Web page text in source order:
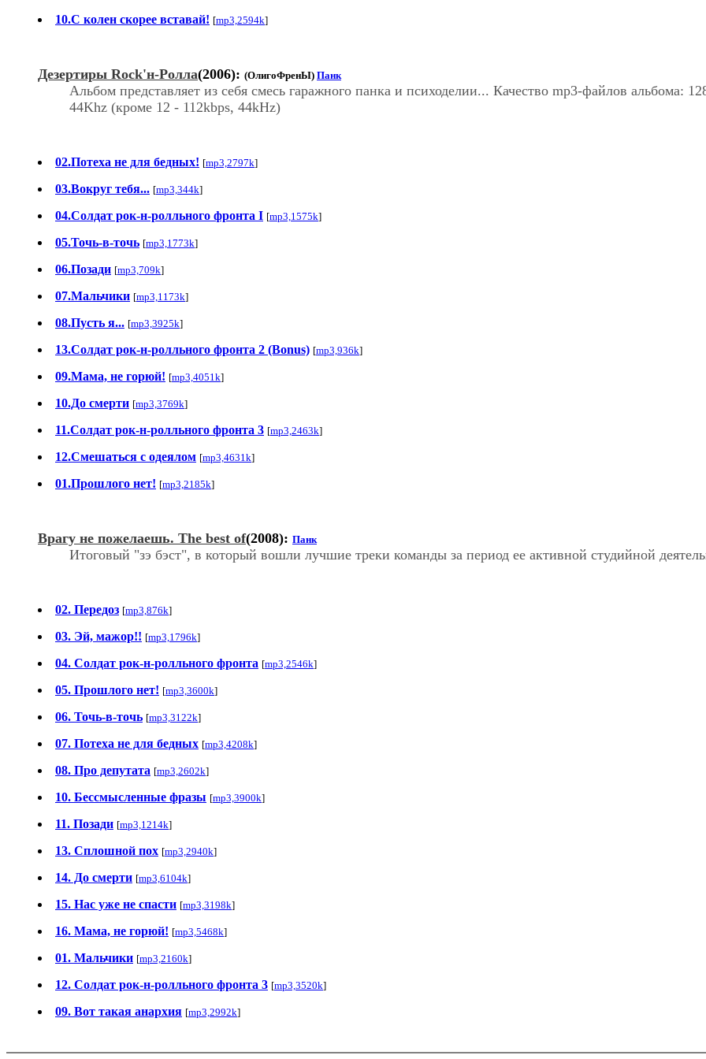
10.С колен скорее вставай! [mp3,2594k]
Дезертиры Rock'н-Ролла(2006): (ОлигоФренЫ) Панк
Альбом представляет из себя смесь гаражного панка и психоделии... Качество mp3-файлов альбома:
44Khz (кроме 12 - 112kbps, 44kHz)
02.Потеха не для бедных! [mp3,2797k]
03.Вокруг тебя... [mp3,344k]
04.Солдат рок-н-ролльного фронта I [mp3,1575k]
05.Точь-в-точь [mp3,1773k]
06.Позади [mp3,709k]
07.Мальчики [mp3,1173k]
08.Пусть я... [mp3,3925k]
13.Солдат рок-н-ролльного фронта 2 (Bonus) [mp3,936k]
09.Мама, не горюй! [mp3,4051k]
10.До смерти [mp3,3769k]
11.Солдат рок-н-ролльного фронта 3 [mp3,2463k]
12.Смешаться с одеялом [mp3,4631k]
01.Прошлого нет! [mp3,2185k]
Врагу не пожелаешь. The best of(2008): Панк
Итоговый "зэ бэст", в который вошли лучшие треки команды за период ее активной студийной
02. Передоз [mp3,876k]
03. Эй, мажор!! [mp3,1796k]
04. Солдат рок-н-ролльного фронта [mp3,2546k]
05. Прошлого нет! [mp3,3600k]
06. Точь-в-точь [mp3,3122k]
07. Потеха не для бедных [mp3,4208k]
08. Про депутата [mp3,2602k]
10. Бессмысленные фразы [mp3,3900k]
11. Позади [mp3,1214k]
13. Сплошной пох [mp3,2940k]
14. До смерти [mp3,6104k]
15. Нас уже не спасти [mp3,3198k]
16. Мама, не горюй! [mp3,5468k]
01. Мальчики [mp3,2160k]
12. Солдат рок-н-рoлльнoгo фронта 3 [mp3,3520k]
09. Вот такая анархия [mp3,2992k]